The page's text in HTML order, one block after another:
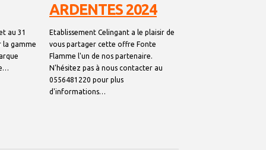
au 31
la gamme
ARDENTES 2024
Etablissement Celingant a le plaisir de
vous partager cette offre Fonte
Flamme l'un de nos partenaire.
N'hésitez pas à nous contacter au
0556481220 pour plus
d'informations…